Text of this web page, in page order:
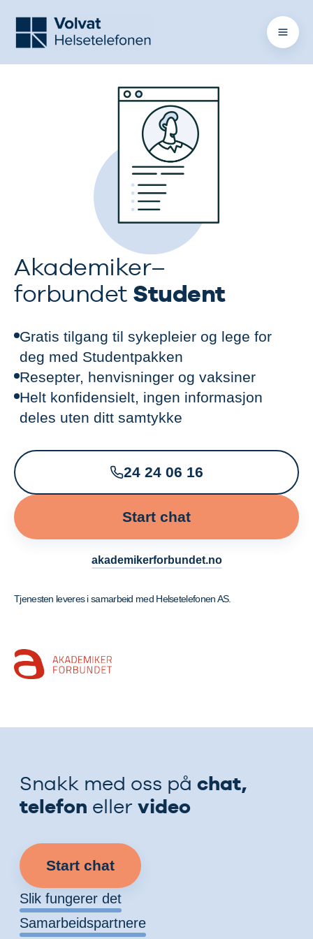
Akademiker–
forbundet Student
Gratis tilgang til sykepleier og lege for
deg med Studentpakken
Resepter, henvisninger og vaksiner
Helt konfidensielt, ingen informasjon
deles uten ditt samtykke
24 24 06 16
Start chat
akademikerforbundet.no
Tjenesten leveres i samarbeid med Helsetelefonen AS.
Snakk med oss på chat,
telefon eller video
Start chat
Slik fungerer det
Samarbeidspartnere